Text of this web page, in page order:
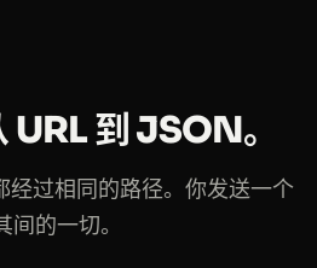
到 JSON。
过相同的路径。你发送一个
的一切。